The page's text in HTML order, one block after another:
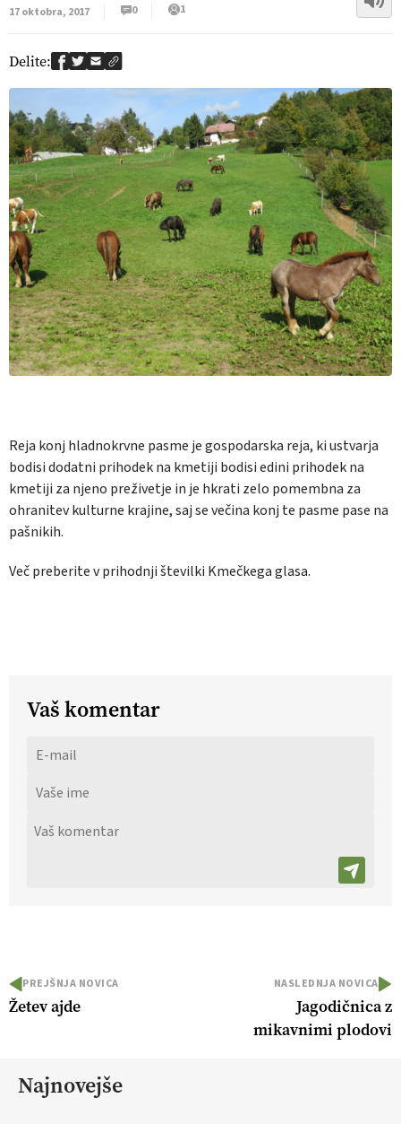
17 oktobra, 2017
0 1
Delite:
Reja konj hladnokrvne pasme je gospodarska reja, ki ustvarja
bodisi dodatni prihodek na kmetiji bodisi edini prihodek na
kmetiji za njeno preživetje in je hkrati zelo pomembna za
ohranitev kulturne krajine, saj se večina konj te pasme pase na
pašnikih.
Več preberite v prihodnji številki Kmečkega glasa.
Vaš komentar
PREJŠNJA NOVICA
Žetev ajde
NASLEDNJA NOVICA
Jagodičnica z
mikavnimi plodovi
Najnovejše